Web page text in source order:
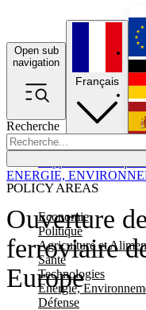
Open sub
navigation
Recherche
POLICY AREAS
Economie
Politique
Agriculture et
Santé
Technologies
Energie,
Défense
Français
Ouverture
ferroviaire
Europe
ENERGIE,